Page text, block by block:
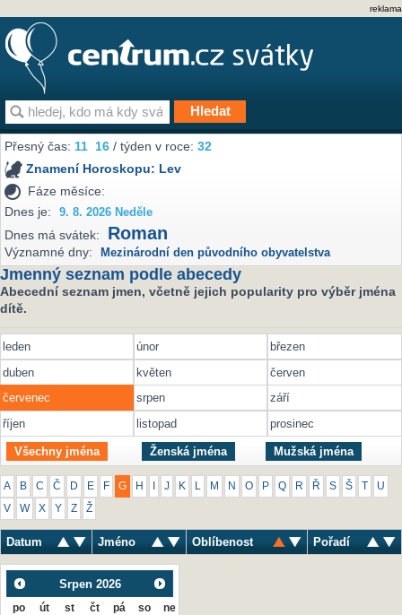
reklama
Přesný čas:11 16 / týden v roce:32
Znamení Horoskopu: Lev
Fáze měsíce:
Dnes je:
9. 8. 2026 Neděle
Dnes má svátek: Roman
Významné dny: Mezinárodní den původního obyvatelstva
Jmenný seznam podle abecedy
Abecední seznam jmen, včetně jejich popularity pro výběr jména
dítě.
leden únor
březen
duben
květen
červen
červenec
srpen
září
říjen
listopad prosinec
Všechny jména Ženská jména Mužská jména
A B C Č D E F G H J K M N O P Q R Ř S Š U
V W X Y Z Ž
Datum Jméno Oblíbenost Pořadí
Srpen 2026
po út st čt pá so ne